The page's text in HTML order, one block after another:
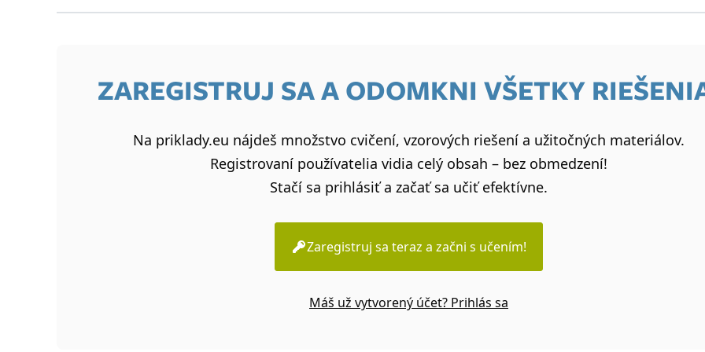
ZAREGISTRUJ SA A ODOMKNI VŠETKY
Na priklady.eu nájdeš množstvo cvičení, vzorových riešení a užitočných materiálov.
Registrovaní používatelia vidia celý obsah – bez obmedzení!
Stačí sa prihlásiť a začať sa učiť efektívne.
Zaregistruj sa teraz a začni s učením!
Máš už vytvorený účet? Prihlás sa